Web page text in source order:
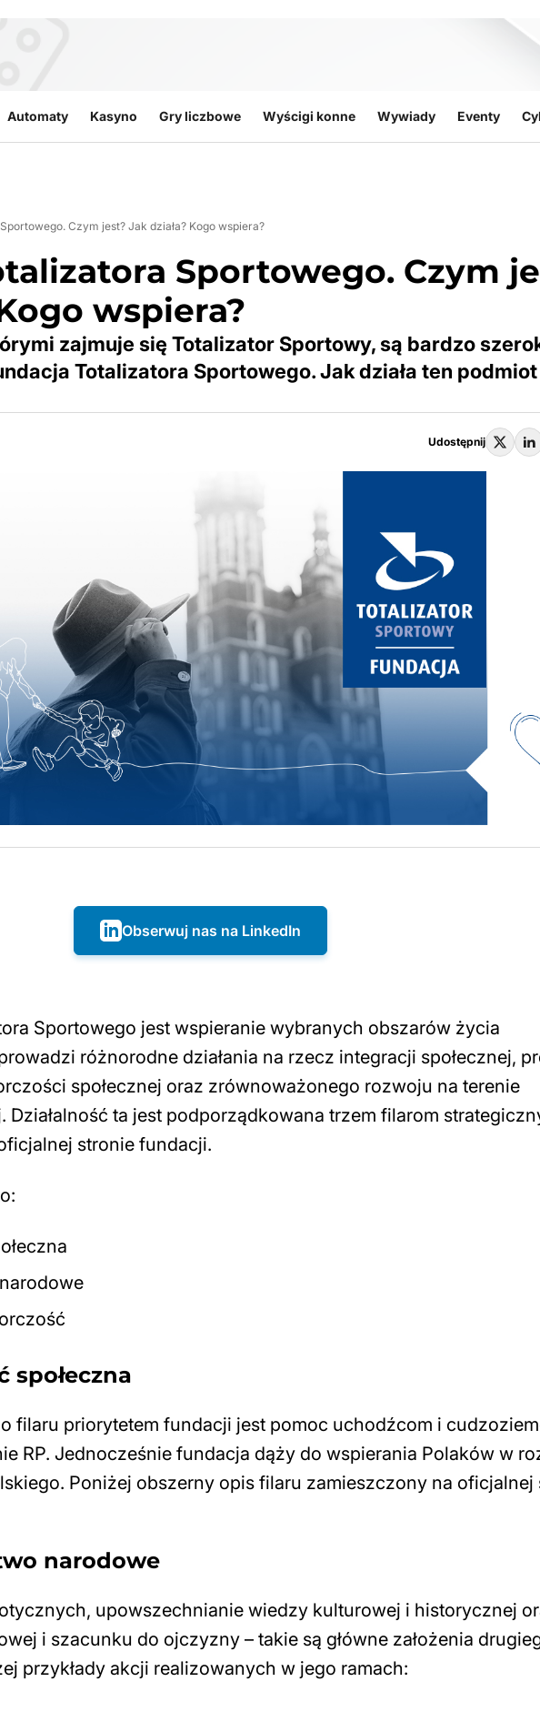
Automaty Kasyno Gry liczbowe Wyścigi konne Wywiady Eventy
Czym jest? Jak działa? Kogo wspiera?
Sportowego. Czym
wspiera?
zajmuje się Totalizator Sportowy, są bardzo
Totalizatora Sportowego. Jak działa ten
Udostępnij
Obserwuj nas na LinkedIn
Sportowego jest wspieranie wybranych obszarów życia
różnorodne działania na rzecz integracji społecznej,
społecznej oraz zrównoważonego rozwoju na terenie
Działalność ta jest podporządkowana trzem filarom
stronie fundacji.
społeczna
filaru priorytetem fundacji jest pomoc uchodźcom i
RP. Jednocześnie fundacja dąży do wspierania Polaków w
Poniżej obszerny opis filaru zamieszczony na oficjalnej
narodowe
upowszechnianie wiedzy kulturowej i historycznej
i szacunku do ojczyzny – takie są główne założenia
przykłady akcji realizowanych w jego ramach: